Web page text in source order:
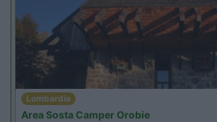
Lombardia
Area Sosta Camper Orobie